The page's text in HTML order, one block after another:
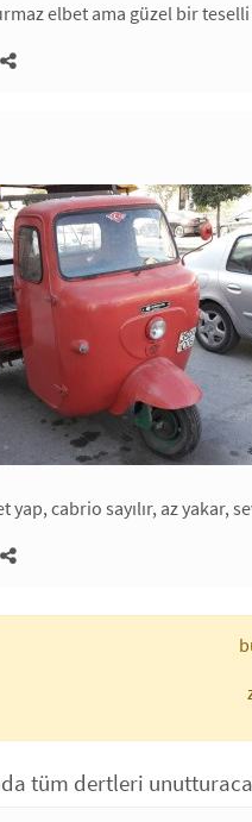
elbet ama güzel bir
yap, cabrio sayılır, az yakar,
tüm dertleri